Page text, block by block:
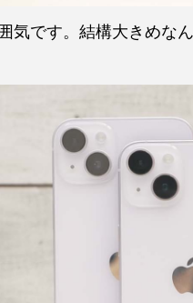
気です。結構大きめなん